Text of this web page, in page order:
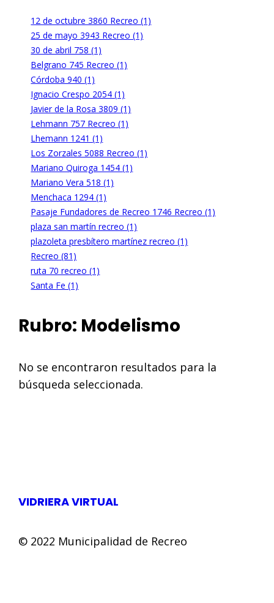
12 de octubre 3860 Recreo (1)
25 de mayo 3943 Recreo (1)
30 de abril 758 (1)
Belgrano 745 Recreo (1)
Córdoba 940 (1)
Ignacio Crespo 2054 (1)
Javier de la Rosa 3809 (1)
Lehmann 757 Recreo (1)
Lhemann 1241 (1)
Los Zorzales 5088 Recreo (1)
Mariano Quiroga 1454 (1)
Mariano Vera 518 (1)
Menchaca 1294 (1)
Pasaje Fundadores de Recreo 1746 Recreo (1)
plaza san martín recreo (1)
plazoleta presbítero martínez recreo (1)
Recreo (81)
ruta 70 recreo (1)
Santa Fe (1)
Rubro: Modelismo
No se encontraron resultados para la
búsqueda seleccionada.
VIDRIERA VIRTUAL
© 2022 Municipalidad de Recreo